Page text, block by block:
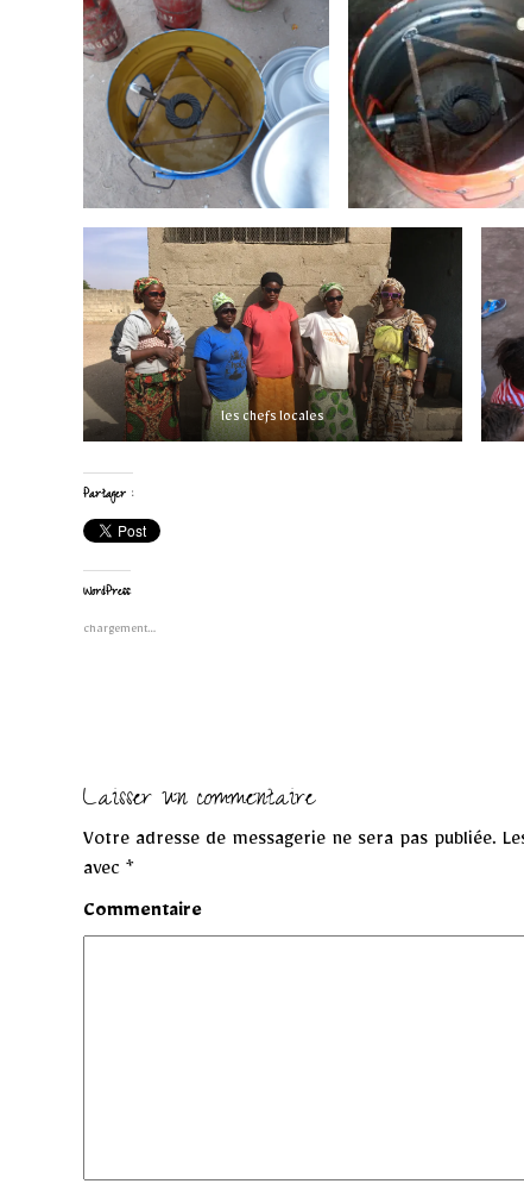
les chefs locales
Partager :
WordPress:
chargement…
Laisser un commentaire
Votre adresse de messagerie ne sera pas publiée.
avec *
Commentaire